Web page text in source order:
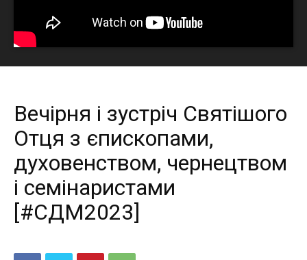
Вечірня і зустріч Святішого
Отця з єпископами,
духовенством, чернецтвом
і семінаристами
[#СДМ2023]